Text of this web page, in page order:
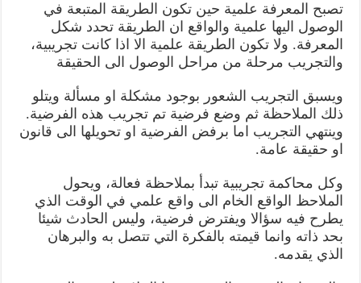
تصبح المعرفة علمية حين تكون الطريقة المتبعة في
الوصول اليها علمية والواقع ان الطريقة تحدد شكل
المعرفة. ولا تكون الطريقة علمية الا اذا كانت تجريبية،
والتجريب مرحلة من مراحل الوصول الى الحقيقة
ويسبق التجريب الشعور بوجود مشكلة او مسألة ويتلو
ذلك الملاحظة ثم وضع فرضية تم تجريب هذه الفرضية.
وينتهي التجريب اما برفض الفرضية او تحويلها الى قانون
او حقيقة عامة.
وكل محاكمة تجريبية تبدأ بملاحظة فعالة، ويحول
الملاحظ الواقع الخام الى واقع علمي في الوقت الذي
يطرح فيه سؤالا ويفترض فرضية، وليس الحادث شيئا
بحد ذاته وانما قيمته بالفكرة التي تتصل به والبرهان
الذي يقدمه.